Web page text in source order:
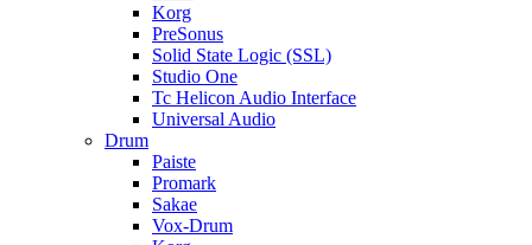
Korg
PreSonus
Solid State Logic (SSL)
Studio One
Tc Helicon Audio Interface
Universal Audio
Drum
Paiste
Promark
Sakae
Vox-Drum